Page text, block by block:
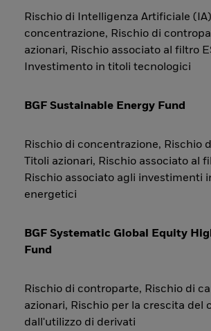
Rischio di Intelligenza Artificiale
concentrazione, Rischio di
azionari, Rischio associato al filtro
Investimento in titoli tecnologici
BGF Sustainable Energy Fund
Rischio di concentrazione, Rischio
Titoli azionari, Rischio associato al
Rischio associato agli investimenti
energetici
BGF Systematic Global Equity
Fund
Rischio di controparte, Rischio di
azionari, Rischio per la crescita del
dall'utilizzo di derivati